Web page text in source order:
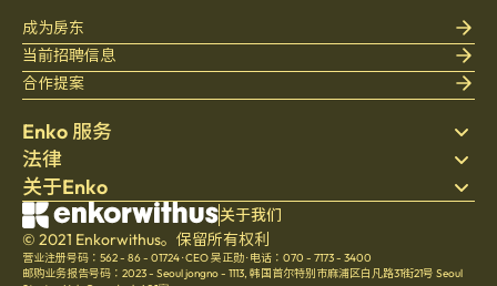
Enko 服务
搜索房源
床上用品
博客
帮助中心
法律
隐私政策
服务条款
取消与退款政策
关于Enko
公司介绍
招聘
文化
成为房东
当前招聘信息
合作提案
关于我们
© 2021 Enkorwithus。保留所有权利
营业注册号码：562 - 86 - 01724·CEO 吴正勋· 电话：070 - 7173 - 3400
邮购业务报告号码：2023 - Seoul jongno - 1113, 韩国首尔特别市麻浦区白凡路31街21号 Seoul